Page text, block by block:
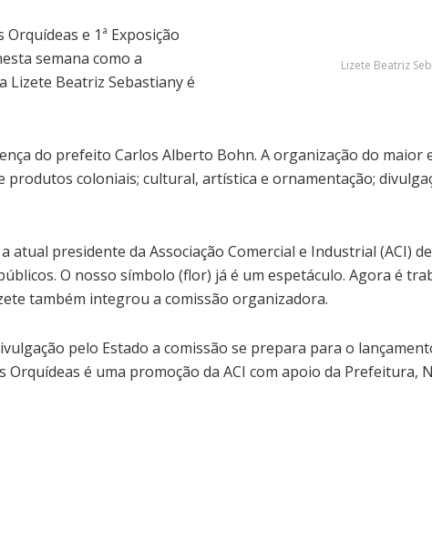
Lizete Beatriz
e 1ª Exposição
semana como a
Lizete Beatriz Sebastiany é
do prefeito Carlos Alberto Bohn. A organização do maior
coloniais; cultural, artística e ornamentação;
presidente da Associação Comercial e Industrial (ACI)
O nosso símbolo (flor) já é um espetáculo. Agora é
também integrou a comissão organizadora.
pelo Estado a comissão se prepara para o
é uma promoção da ACI com apoio da Prefeitura,